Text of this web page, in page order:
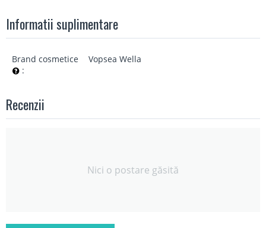
Informatii suplimentare
Brand cosmetice
:
Vopsea Wella
Recenzii
Nici o postare găsită